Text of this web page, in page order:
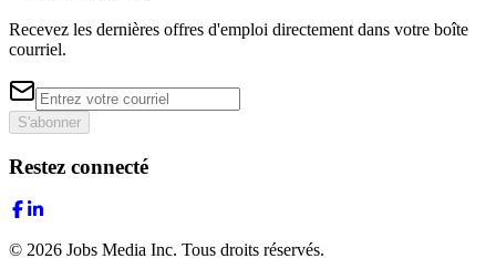
Recevez les dernières offres d'emploi directement dans votre boîte
courriel.
S'abonner
Restez connecté
© 2026 Jobs Media Inc. Tous droits réservés.